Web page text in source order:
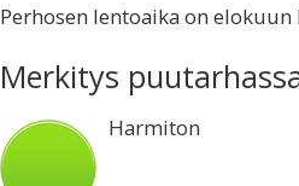
Perhosen lentoaika on
Merkitys
Harmiton